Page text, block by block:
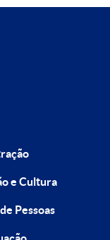
e Cultura
Pessoas